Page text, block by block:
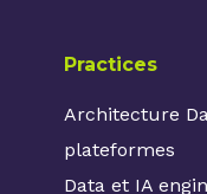
Practices
Architecture
plateformes
Data et IA